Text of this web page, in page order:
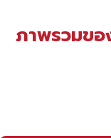
ภาพรวมข